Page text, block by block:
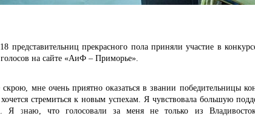
прекрасного пола приняли участие в
голосов на сайте «АиФ – Приморье».
скрою, мне очень приятно оказаться в звании победительницы
стремиться к новым успехам. Я чувствовала большую
Я знаю, что голосовали за меня не только из